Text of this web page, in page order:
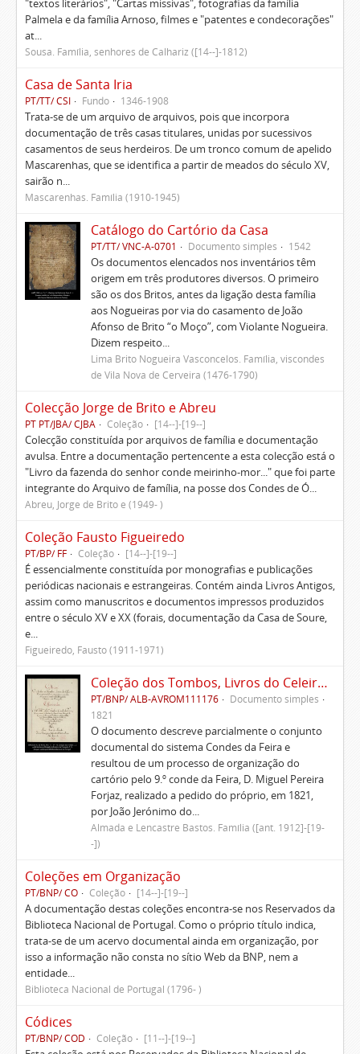
"textos literários", "Cartas missivas", fotografias da família
Palmela e da família Arnoso, filmes e "patentes e condecorações"
at...
Sousa. Família, senhores de Calhariz ([14--]-1812)
Casa de Santa Iria
PT/TT/ CSI Fundo 1346-1908
Trata-se de um arquivo de arquivos, pois que incorpora
documentação de três casas titulares, unidas por sucessivos
casamentos de seus herdeiros. De um tronco comum de apelido
Mascarenhas, que se identifica a partir de meados do século XV,
sairão n...
Mascarenhas. Família (1910-1945)
Catálogo do Cartório da Casa
PT/TT/ VNC-A-0701 Documento simples 1542
Os documentos elencados nos inventários têm
origem em três produtores diversos. O primeiro
são os dos Britos, antes da ligação desta família
aos Nogueiras por via do casamento de João
Afonso de Brito “o Moço”, com Violante Nogueira.
Dizem respeito...
Lima Brito Nogueira Vasconcelos. Família, viscondes
de Vila Nova de Cerveira (1476-1790)
Colecção Jorge de Brito e Abreu
PT PT/JBA/ CJBA Coleção [14--]-[19--]
Colecção constituída por arquivos de família e documentação
avulsa. Entre a documentação pertencente a esta colecção está o
"Livro da fazenda do senhor conde meirinho-mor..." que foi parte
integrante do Arquivo de família, na posse dos Condes de Ó...
Abreu, Jorge de Brito e (1949- )
Coleção Fausto Figueiredo
PT/BP/ FF Coleção [14--]-[19--]
É essencialmente constituída por monografias e publicações
periódicas nacionais e estrangeiras. Contém ainda Livros Antigos,
assim como manuscritos e documentos impressos produzidos
entre o século XV e XX (forais, documentação da Casa de Soure,
e...
Figueiredo, Fausto (1911-1971)
Coleção dos Tombos, Livros do Celeiro, Escrituras, Documentos e títulos pertencentes ao Morgado de Freiriz e de Penegate
PT/BNP/ ALB-AVROM111176
Documento simples
1821
O documento descreve parcialmente o conjunto
documental do sistema Condes da Feira e
resultou de um processo de organização do
cartório pelo 9.º conde da Feira, D. Miguel Pereira
Forjaz, realizado a pedido do próprio, em 1821,
por João Jerónimo do...
Almada e Lencastre Bastos. Família ([ant. 1912]-[19-
-])
Coleções em Organização
PT/BNP/ CO Coleção [14--]-[19--]
A documentação destas coleções encontra-se nos Reservados da
Biblioteca Nacional de Portugal. Como o próprio título indica,
trata-se de um acervo documental ainda em organização, por
isso a informação não consta no sítio Web da BNP, nem a
entidade...
Biblioteca Nacional de Portugal (1796- )
Códices
PT/BNP/ COD Coleção [11--]-[19--]